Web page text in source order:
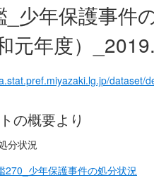
_少年保護事件
元年度）
dataset/de37f293-2d5c-4a6e-9585-3d235e71713a/resource/a4565577-e25c-4621-9fec-
の概要より
分状況
270_少年保護事件の処分状況